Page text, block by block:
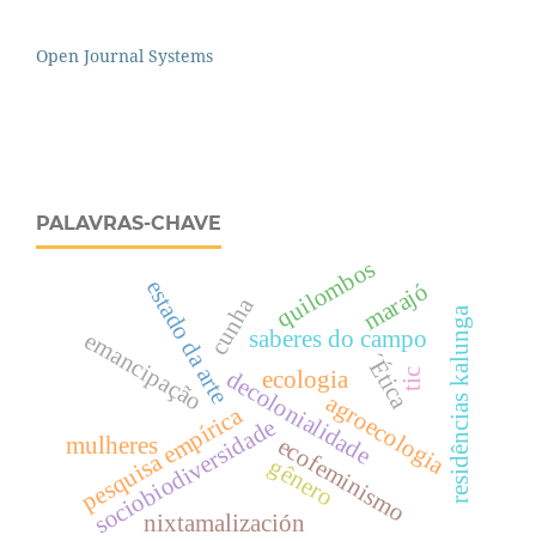
Open Journal Systems
PALAVRAS-CHAVE
decolonialidade
sociobiodiversidade
pesquisa empírica
´Ética
ecologia
mulheres
estado da arte
ecofeminismo
agroecologiaresidências kalunga
emancipação saberes do campo
cunha quilombos
gênero
nixtamalización
tic
marajó